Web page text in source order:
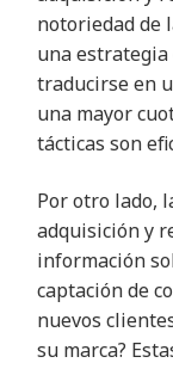
notoriedad de
una
traducirse en
una mayor
tácticas son
Por otro lado,
adquisición y
información
captación de
nuevos
su marca?